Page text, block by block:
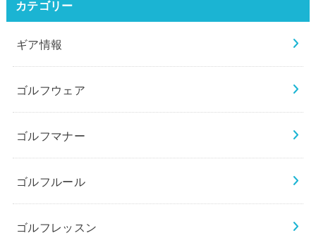
カテゴリー
ギア情報
ゴルフウェア
ゴルフマナー
ゴルフルール
ゴルフレッスン